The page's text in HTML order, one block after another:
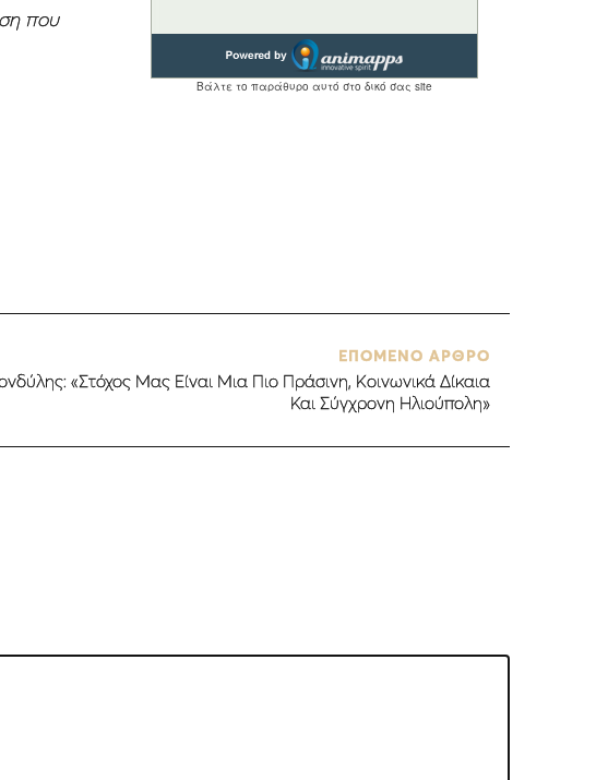
που
ΕΠΟΜΕΝΟ ΑΡΘΡΟ
«Στόχος Μας Είναι Μια Πιο Πράσινη, Κοινωνικά Δίκαια
Και Σύγχρονη Ηλιούπολη»